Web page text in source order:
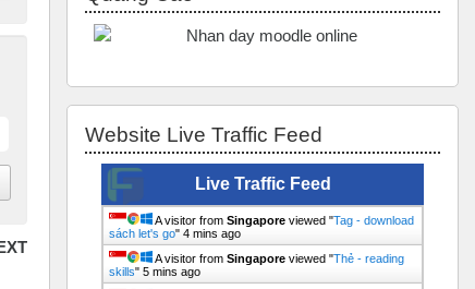
Website Live Traffic Feed
Live Traffic Feed
A visitor from Singapore viewed "Tag - download
sách let's go" 4 mins ago
A visitor from Singapore viewed "Thẻ - reading
skills" 5 mins ago